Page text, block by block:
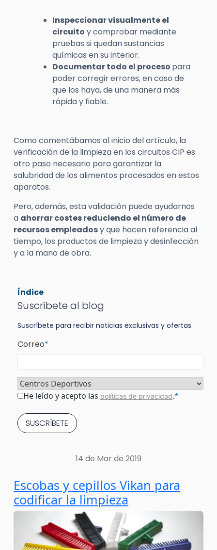
Inspeccionar visualmente el
circuito y comprobar mediante
pruebas si quedan sustancias
químicas en su interior.
Documentar todo el proceso para
poder corregir errores, en caso de
que los haya, de una manera más
rápida y fiable.
Como comentábamos al inicio del artículo, la
verificación de la limpieza en los circuitos CIP es
otro paso necesario para garantizar la
salubridad de los alimentos procesados en estos
aparatos.
Pero, además, esta validación puede ayudarnos
a ahorrar costes reduciendo el número de
recursos empleadosy que hacen referencia al
tiempo, los productos de limpieza y desinfección
y a la mano de obra.
Índice
Suscríbete al blog
Suscríbete para recibir noticias exclusivas y ofertas.
Correo*
Sector*
Consentimiento*
He leído y acepto las políticas de privacidad.*
14 de Mar de 2019
Escobas y cepillos Vikan para
codificar la limpieza